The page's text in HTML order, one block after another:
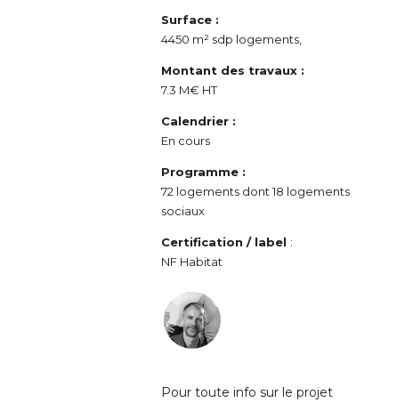
Surface :
4450 m² sdp logements,
Montant des travaux :
7.3 M€ HT
Calendrier :
En cours
Programme :
72 logements dont 18 logements
sociaux
Certification / label :
NF Habitat
Pour toute info sur le projet